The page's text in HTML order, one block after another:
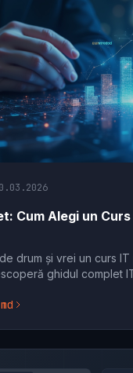
Cum Alegi un
drum și vrei un curs IT
ghidul complet